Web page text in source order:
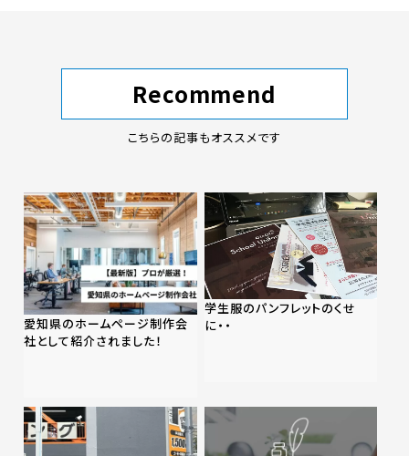
Recommend
こちらの記事もオススメです
愛知県のホームページ制作会
社として紹介されました！
学生服のパンフレットのくせ
に・・